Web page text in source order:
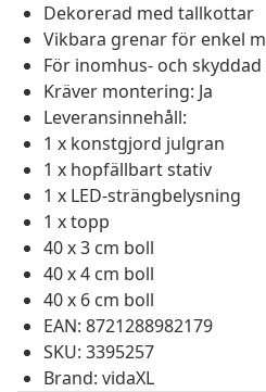
Dekorerad med tallkottar
Vikbara grenar för enkel
För inomhus- och
Kräver montering: Ja
Leveransinnehåll:
1 x konstgjord julgran
1 x hopfällbart stativ
1 x LED-strängbelysning
1 x topp
40 x 3 cm boll
40 x 4 cm boll
40 x 6 cm boll
EAN: 8721288982179
SKU: 3395257
Brand: vidaXL